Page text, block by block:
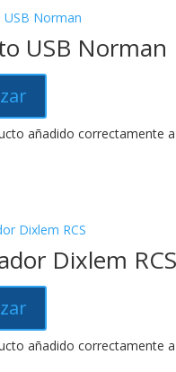
USB Norman
añadido correctamente
Dixlem RCS
añadido correctamente